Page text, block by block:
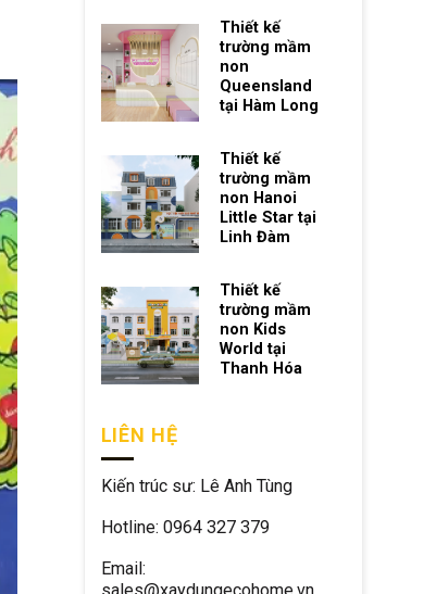
Thiết kế
trường mầm
non
Queensland
tại Hàm Long
Thiết kế
trường mầm
non Hanoi
Little Star tại
Linh Đàm
Thiết kế
trường mầm
non Kids
World tại
Thanh Hóa
LIÊN HỆ
Kiến trúc sư: Lê Anh Tùng
Hotline: 0964 327 379
Email: